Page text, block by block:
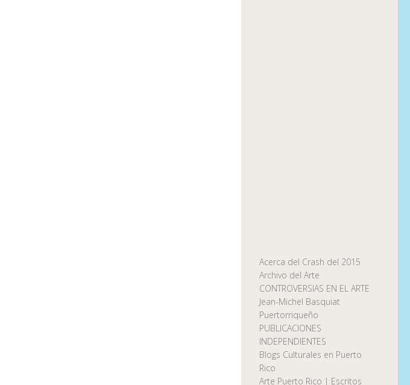
Acerca del Crash del 2015
Archivo del Arte
CONTROVERSIAS EN EL ARTE
Jean-Michel Basquiat
Puertorriqueño
PUBLICACIONES
INDEPENDIENTES
Blogs Culturales en Puerto
Rico
Arte Puerto Rico | Escritos